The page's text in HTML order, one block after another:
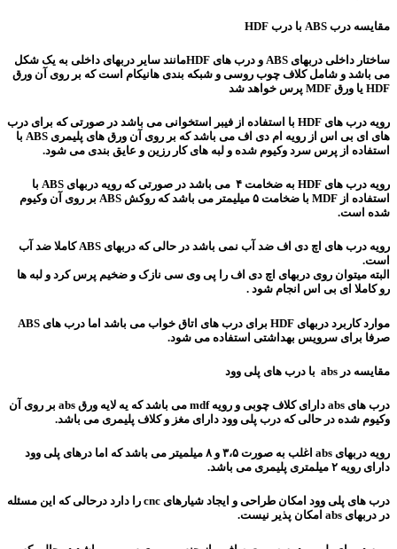
مقایسه درب ABS با درب HDF
ساختار داخلی دربهای ABS و درب های HDFمانند سایر دربهای داخلی به یک شکل
می باشد و شامل کلاف چوب روسی و شبکه بندی هانیکام است که بر روی آن ورق
HDF یا ورق MDF پرس خواهد شد
رویه درب های HDF با استفاده از فیبر استخوانی می باشد در صورتی که برای درب
های ای بی اس از رویه ام دی اف می باشد که بر روی آن ورق های پلیمری ABS با
استفاده از پرس سرد وکیوم شده و لبه های کار رزین و عایق بندی می شود.
رویه درب های HDF به ضخامت ۴ می باشد در صورتی که رویه دربهای ABS با
استفاده از MDF با ضخامت ۵ میلیمتر می باشد که روکش ABS بر روی آن وکیوم
شده است.
رویه درب های اچ دی اف ضد آب نمی باشد در حالی که دربهای ABS کاملا ضد آب
است.
البته میتوان روی دربهای اچ دی اف را پی وی سی نازک و ضخیم پرس کرد و لبه ها
رو کاملا ای بی اس انجام شود .
موارد کاربرد دربهای HDF برای درب های اتاق خواب می باشد اما درب های ABS
صرفا برای سرویس بهداشتی استفاده می شود.
مقایسه در abs با درب های پلی وود
درب های abs دارای کلاف چوبی و رویه mdf می باشد که یه لایه ورق abs بر روی آن
وکیوم شده در حالی که درب پلی وود دارای مغز و کلاف پلیمری می باشد.
رویه دربهای abs اغلب به صورت ۳،۵ و ۸ میلمیتر می باشد که اما درهای پلی وود
دارای رویه ۲ میلمتری پلیمری می باشد.
درب های پلی وود امکان طراحی و ایجاد شیارهای cnc را دارد درحالی که این مسئله
در دربهای abs امکان پذیر نیست.